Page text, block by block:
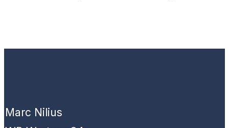
Marc Nilius